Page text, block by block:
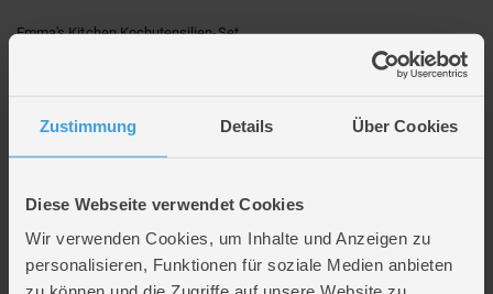
Zustimmung Details Über Cookies
Diese Webseite verwendet Cookies
Wir verwenden Cookies, um Inhalte und Anzeigen zu
personalisieren, Funktionen für soziale Medien anbieten
Emma's Kitchen Kochutensilien-Set
1 x Grillpfanne
- Geeignet für Kinder ab 2 Jahren
- Made in Germany